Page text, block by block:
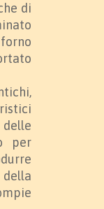
di
per